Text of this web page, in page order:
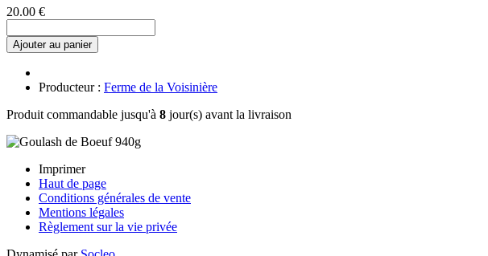
20.00 €
Ajouter au panier
Producteur : Ferme de la Voisinière
Produit commandable jusqu'à 8 jour(s) avant la livraison
Imprimer
Haut de page
Conditions générales de vente
Mentions légales
Règlement sur la vie privée